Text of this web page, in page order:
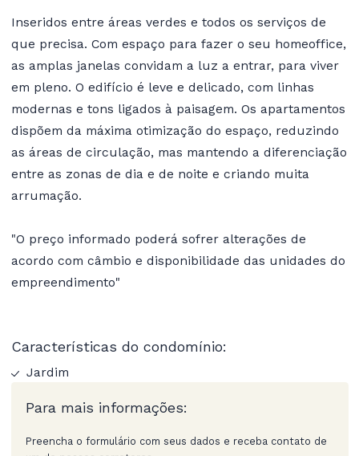
Inseridos entre áreas verdes e todos os serviços de
que precisa. Com espaço para fazer o seu homeoffice,
as amplas janelas convidam a luz a entrar, para viver
em pleno. O edifício é leve e delicado, com linhas
modernas e tons ligados à paisagem. Os apartamentos
dispõem da máxima otimização do espaço, reduzindo
as áreas de circulação, mas mantendo a diferenciação
entre as zonas de dia e de noite e criando muita
arrumação.
"O preço informado poderá sofrer alterações de
acordo com câmbio e disponibilidade das unidades do
empreendimento"
Características do condomínio:
Jardim
Para mais informações:
Preencha o formulário com seus dados e receba contato de